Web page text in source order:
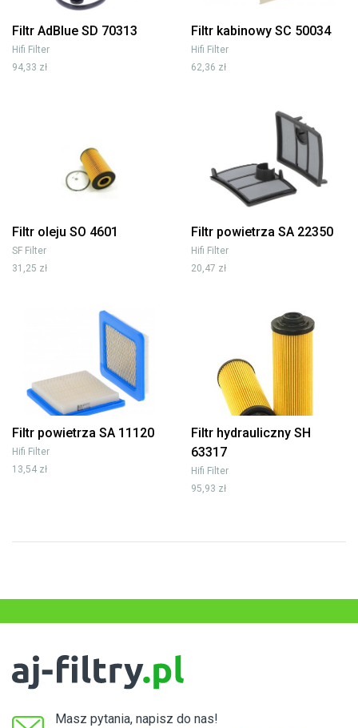
Filtr AdBlue SD 70313
Hifi Filter
94,33 zł
Filtr kabinowy SC 50034
Hifi Filter
62,36 zł
Filtr oleju SO 4601
SF Filter
31,25 zł
Filtr powietrza SA 22350
Hifi Filter
20,47 zł
Filtr powietrza SA 11120
Hifi Filter
13,54 zł
Filtr hydrauliczny SH
63317
Hifi Filter
95,93 zł
Masz pytania, napisz do nas!